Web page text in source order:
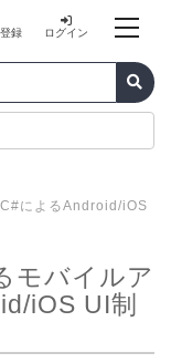
録 ログイン
によるAndroid/iOS
モバイルア
iOS UI制